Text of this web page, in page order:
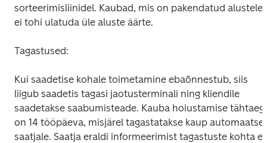
sorteerimisliinidel. Kaubad, mis on pakendatud alustele,
ei tohi ulatuda üle aluste äärte.
Tagastused:
Kui saadetise kohale toimetamine ebaõnnestub, siis
liigub saadetis tagasi jaotusterminali ning kliendile
saadetakse saabumisteade. Kauba hoiustamise tähtaeg
on 14 tööpäeva, misjärel tagastatakse kaup
saatjale. Saatja eraldi informeerimist tagastuste kohta ei